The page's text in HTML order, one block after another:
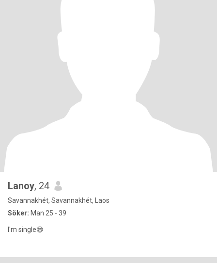
Lanoy, 24
Savannakhét, Savannakhét, Laos
Söker: Man 25 - 39
I'm single😁